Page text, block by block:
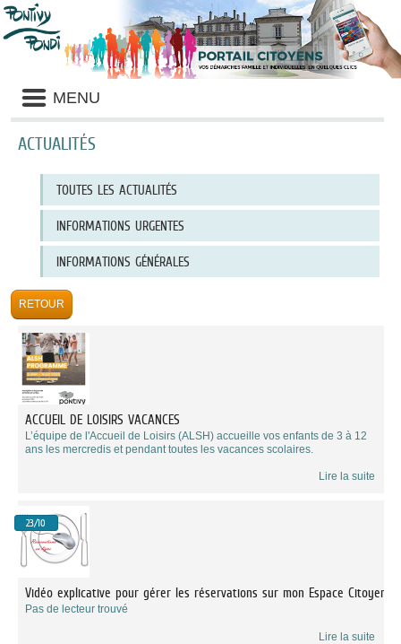
Liste
des
avertissements
MENU
ACTUALITÉS
catégories
d'actualité
TOUTES LES ACTUALITÉS
INFORMATIONS URGENTES
INFORMATIONS GÉNÉRALES
ACCUEIL DE LOISIRS VACANCES
L’équipe de l'Accueil de Loisirs (ALSH) accueille vos enfants de 3 à 12
ans les mercredis et pendant toutes les vacances scolaires.
Lire la suite
23/10
Vidéo explicative pour gérer les réservations sur mon Espace Citoyen
Pas de lecteur trouvé
Lire la suite